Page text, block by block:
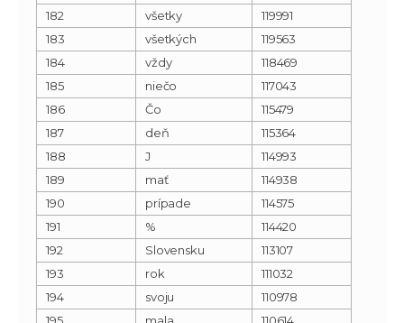
182
všetky
119991
183
všetkých
119563
184
vždy
118469
185
niečo
117043
186
Čo
115479
187
deň
115364
188
J
114993
189
mať
114938
190
prípade
114575
191
%
114420
192
Slovensku
113107
193
rok
111032
194
svoju
110978
195
mala 110614